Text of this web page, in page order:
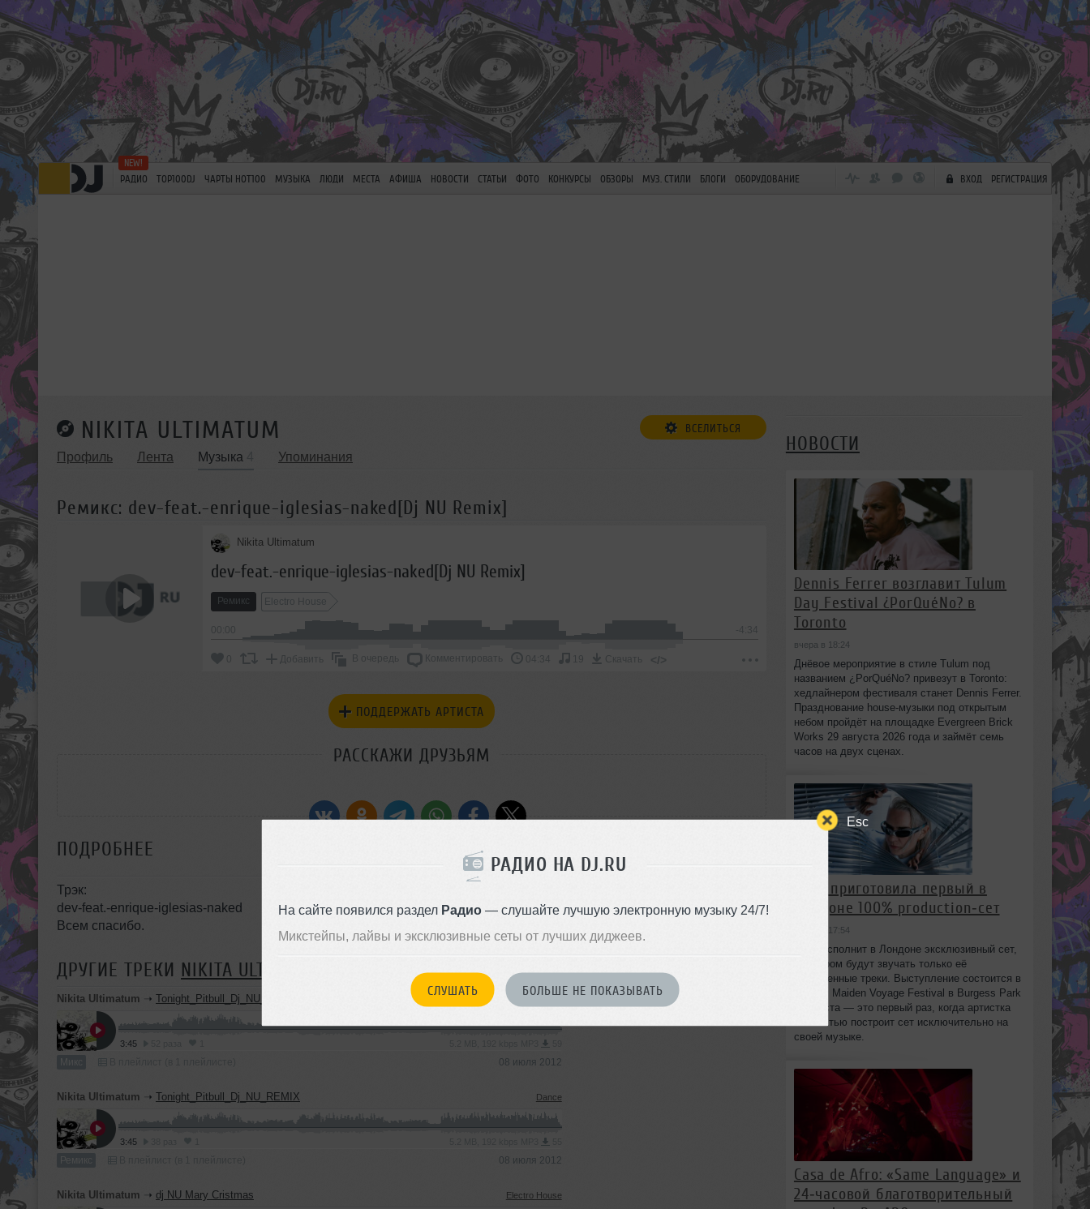
Esc
РАДИО НА DJ.RU
На сайте появился раздел Радио— слушайте лучшую электронную музыку 24/7!
Микстейпы, лайвы и эксклюзивные сеты от лучших диджеев.
СЛУШАТЬ БОЛЬШЕ НЕ ПОКАЗЫВАТЬ
РАДИО TOP100DJ ЧАРТЫ HOT100 МУЗЫКА ЛЮДИ МЕСТА АФИША НОВОСТИ СТАТЬИ ФОТО КОНКУРСЫ ОБЗОРЫ МУЗ. СТИЛИ БЛОГИ ОБОРУДОВАНИЕ ВХОД РЕГИСТРАЦИЯ
NIKITA ULTIMATUM ВСЕЛИТЬСЯ
Профиль Лента Музыка Упоминания
Ремикс: dev-feat.-enrique-iglesias-naked[Dj NU Remix]
Nikita Ultimatum
dev-feat.-enrique-iglesias-naked[Dj NU Remix]
Ремикс Electro House
-4:34
Добавить В очередь Комментировать 04:34 19 Скачать </>
ПОДДЕРЖАТЬ АРТИСТА
РАССКАЖИ ДРУЗЬЯМ
ПОДРОБНЕЕ
Трэк:
dev-feat.-enrique-iglesias-naked
Всем спасибо.
ДРУГИЕ ТРЕКИ NIKITA ULTIMATUM
Nikita Ultimatum ➝ Tonight_Pitbull_Dj_NU_REMIX
3:45
Микс 08 июля 2012
Nikita Ultimatum ➝ Tonight_Pitbull_Dj_NU_REMIX Dance
3:45
Ремикс 08 июля 2012
Nikita Ultimatum ➝ dj NU Mary Cristmas Electro House
НОВОСТИ
Dennis Ferrer возглавит Tulum
Day Festival ¿PorQuéNo? в
Toronto
вчера в 18:24
Днёвое мероприятие в стиле Tulum под
названием ¿PorQuéNo? привезут в Toronto:
хедлайнером фестиваля станет Dennis Ferrer.
Празднование house-музыки под открытым
небом пройдёт на площадке Evergreen Brick
Works 29 августа 2026 года и займёт семь
часов на двух сценах.
HAAi приготовила первый в
Лондоне 100% production‑сет
вчера в 17:54
HAAi исполнит в Лондоне эксклюзивный сет,
в котором будут звучать только её
собственные треки. Выступление состоится в
рамках Maiden Voyage Festival в Burgess Park
8 августа — это первый раз, когда артистка
полностью построит сет исключительно на
своей музыке.
Casa de Afro: «Same Language» и
24‑часовой благотворительный